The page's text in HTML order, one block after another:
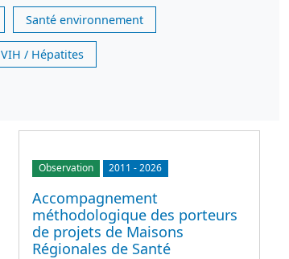
Santé environnement
VIH / Hépatites
Observation 2011 -2026
Accompagnement
méthodologique des porteurs
de projets de Maisons
Régionales de Santé